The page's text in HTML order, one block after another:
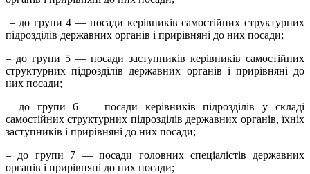
– до групи 4 — посади керівників самостійних структурних
підрозділів державних органів і прирівняні до них посади;
– до групи 5 — посади заступників керівників самостійних
структурних підрозділів державних органів і прирівняні до
них посади;
– до групи 6 — посади керівників підрозділів у складі
самостійних структурних підрозділів державних органів, їхніх
заступників і прирівняні до них посади;
– до групи 7 — посади головних спеціалістів державних
органів і прирівняні до них посади;